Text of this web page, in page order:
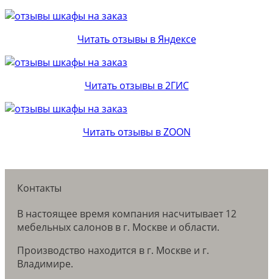
Читать отзывы в Яндексе
Читать отзывы в 2ГИС
Читать отзывы в ZOON
Контакты
В настоящее время компания насчитывает 12
мебельных салонов в г. Москве и области.
Производство находится в г. Москве и г.
Владимире.